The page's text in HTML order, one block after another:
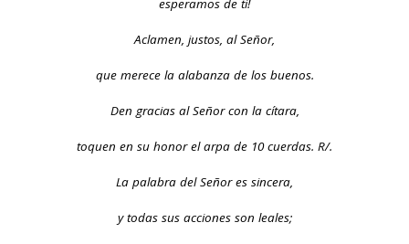
esperamos de ti!
Aclamen, justos, al Señor,
que merece la alabanza de los buenos.
Den gracias al Señor con la cítara,
toquen en su honor el arpa de 10 cuerdas. R/.
La palabra del Señor es sincera,
y todas sus acciones son leales;